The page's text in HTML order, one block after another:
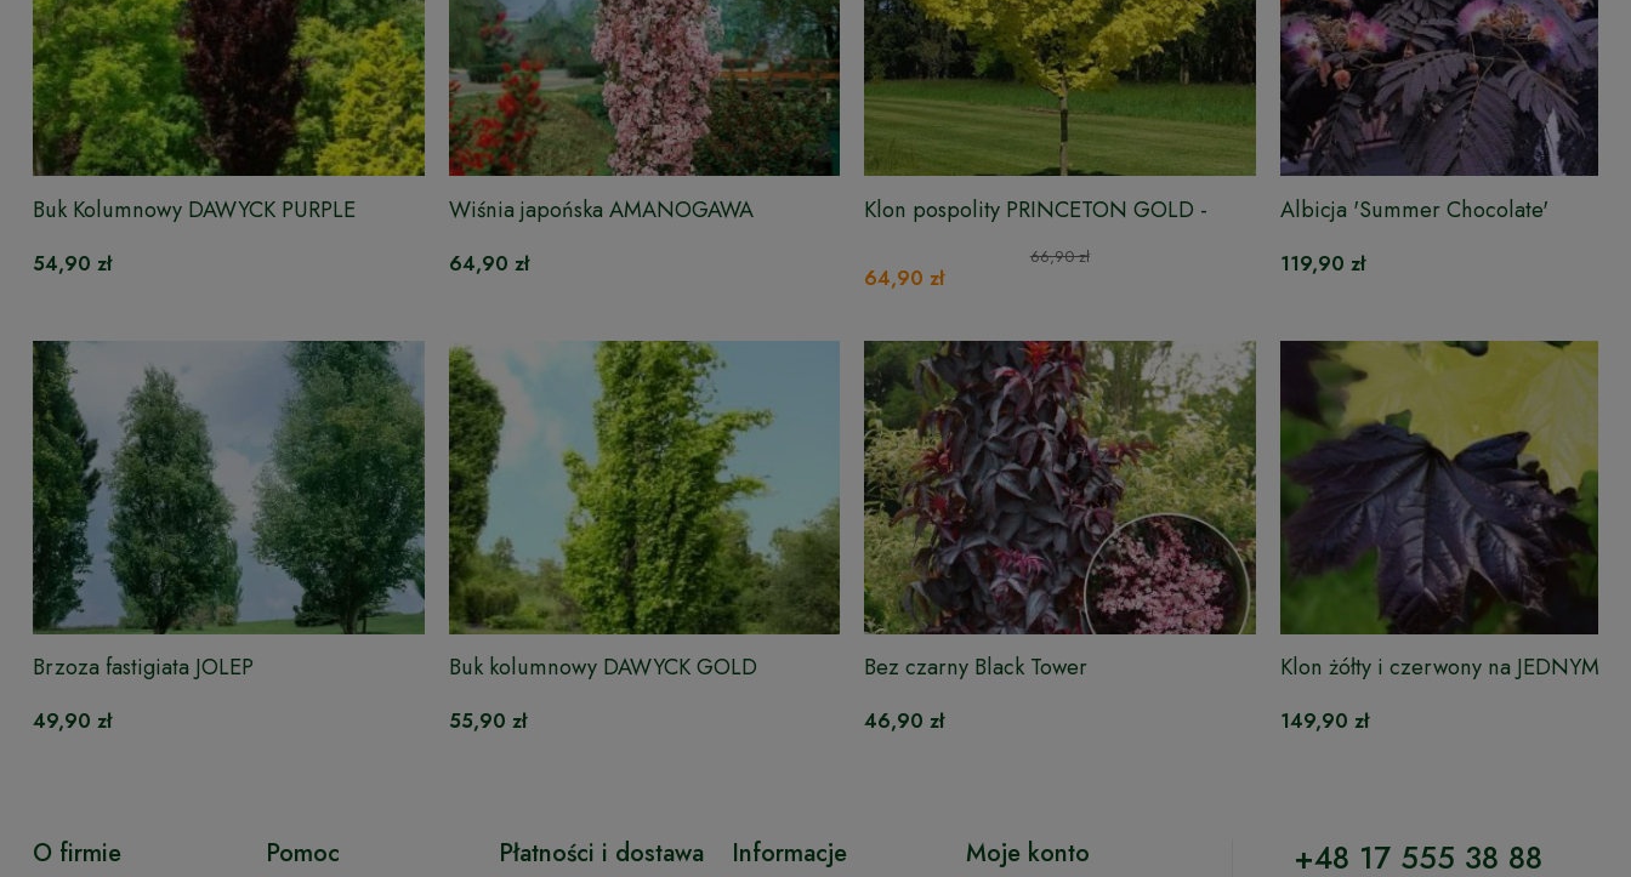
Buk Kolumnowy DAWYCK PURPLE
54,90 zł
Wiśnia japońska AMANOGAWA
64,90 zł
Klon pospolity PRINCETON GOLD -
160-170 cm
66,90 zł
64,90 zł
Albicja 'Summer Chocolate'
119,90 zł
Brzoza fastigiata JOLEP
49,90 zł
Buk kolumnowy DAWYCK GOLD
55,90 zł
Bez czarny Black Tower
46,90 zł
Klon żółty i czerwony na JEDNYM
149,90 zł
O firmie Pomoc Płatności i dostawa Informacje Moje konto +48 17 555 38 88